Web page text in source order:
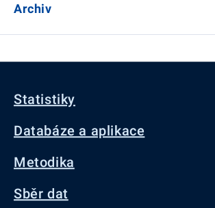
Archiv
Statistiky
Databáze a aplikace
Metodika
Sběr dat